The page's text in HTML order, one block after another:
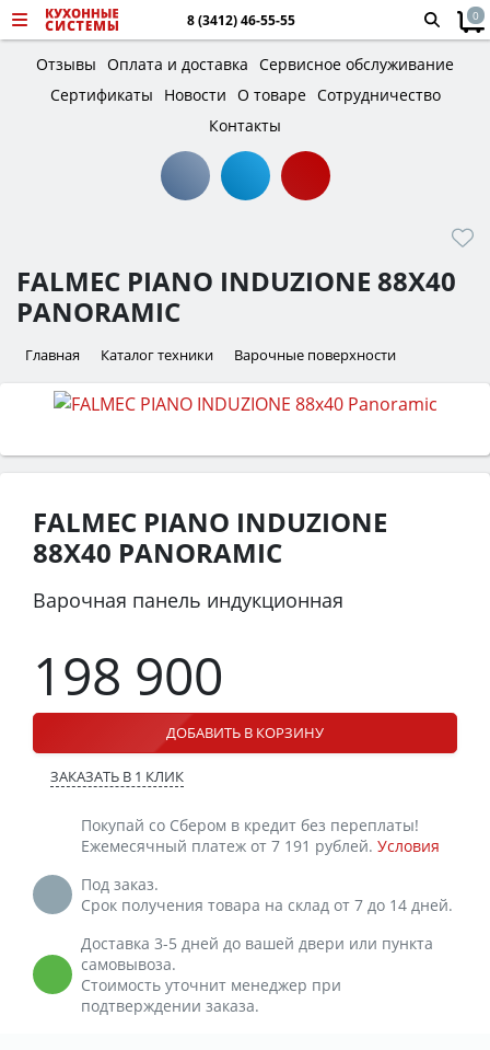
8 (3412) 46-55-55 0
Отзывы Оплата и доставка Сервисное обслуживание
Сертификаты
Новости О товаре Сотрудничество
Контакты
FALMEC PIANO INDUZIONE 88X40
PANORAMIC
Главная Каталог техники Варочные поверхности
FALMEC PIANO INDUZIONE
88X40 PANORAMIC
Варочная панель индукционная
198 900
ДОБАВИТЬ В КОРЗИНУ
ЗАКАЗАТЬ В 1 КЛИК
Покупай со Сбером в кредит без переплаты!
Ежемесячный платеж от 7 191 рублей. Условия
Под заказ.
Срок получения товара на склад от 7 до 14 дней.
Доставка 3-5 дней до вашей двери или пункта
самовывоза.
Стоимость уточнит менеджер при
подтверждении заказа.